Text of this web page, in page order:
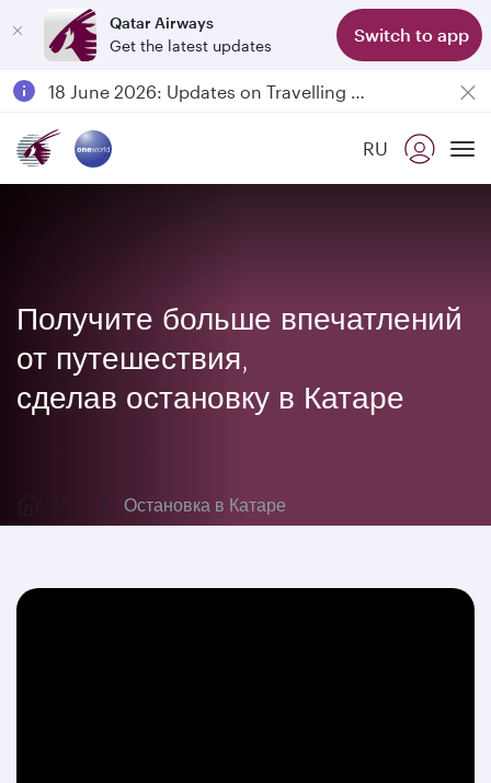
Qatar Airways
Get the latest updates
Switch to app
Passengers flying between Doha and Auckland on QR914 and QR915
18 June 2026: Updates on Travelling with Power Banks
RU
Получите больше впечатлений
от путешествия,
сделав остановку в Катаре
Остановка в Катаре